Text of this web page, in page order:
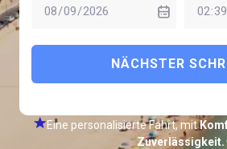
NÄCHSTER
Eine personalisierte Fahrt, mit
Zuverlässigkeit.